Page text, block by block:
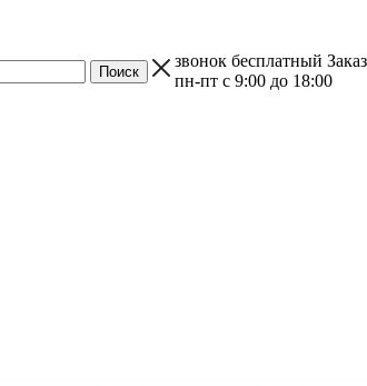
звонок бесплатный
пн-пт с 9:00 до 18:00